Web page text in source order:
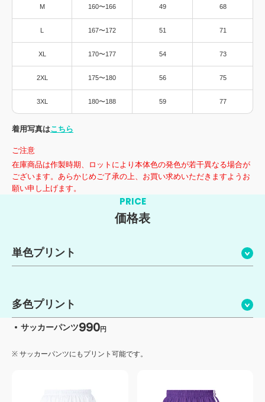
M 160〜166 49 68
L 167〜172 51 71
XL 170〜177 54 73
2XL 175〜180 56 75
3XL 180〜188 59 77
着用写真はこちら
ご注意
在庫商品は作製時期、ロットにより本体色の発色が若干異なる場合が
ございます。あらかじめご了承の上、お買い求めいただきますようお
願い申し上げます。
PRICE
価格表
単色プリント
多色プリント
サッカーパンツ990円
サッカーパンツにもプリント可能です。